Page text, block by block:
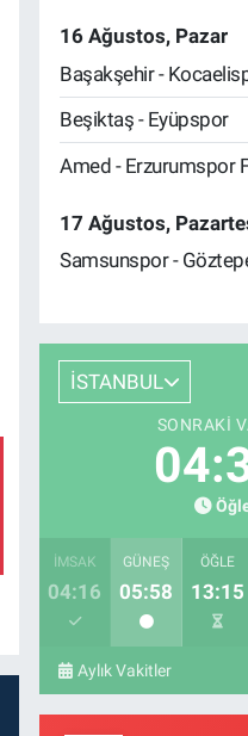
16 Ağustos, Pazar
Başakşehir -
Beşiktaş - Eyüpspor
Amed - Erzurumspor
17 Ağustos,
Samsunspor -
İSTANBUL
SONRAKI
İMSAK
04:16
GÜNEŞ
05:58
ÖĞLE
13:15
Aylık Vakitler